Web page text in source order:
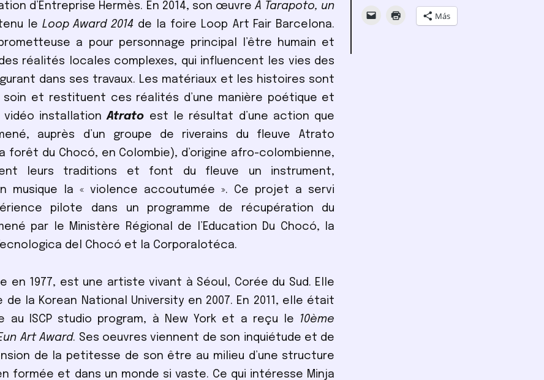
d’Entreprise Hermès. En 2014, son œuvreÀ Tarapoto, un
le Loop Award 2014 de la foire Loop Art Fair Barcelona.
a pour personnage principal l’être humain et
des réalités locales complexes, qui influencent les vies des
dans ses travaux. Les matériaux et les histoires sont
soin et restituent ces réalités d’une manière poétique et
vidéo installationAtrato est le résultat d’une action que
auprès d’un groupe de riverains du fleuve Atrato
forêt du Chocó, en Colombie), d’origine afro-colombienne,
leurs traditions et font du fleuve un instrument,
musique la « violence accoutumée ». Ce projet a servi
pilote dans un programme de récupération du
par le Ministère Régional de l’Education Du Chocó, la
del Chocó et la Corporalotéca.
en 1977, est une artiste vivant à Séoul, Corée du Sud. Elle
de la Korean National University en 2007. En 2011, elle était
au ISCP studio program, à New York et a reçu le 10ème
Art Award. Ses oeuvres viennent de son inquiétude et de
de la petitesse de son être au milieu d’une structure
formée et dans un monde si vaste. Ce qui intéresse Minja
Más